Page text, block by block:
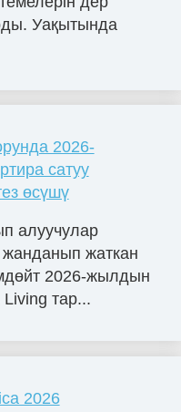
Уақытында
2026-
сатуу
өсүшү
алуучулар
жаткан
2026-жылдын
тар...
2026